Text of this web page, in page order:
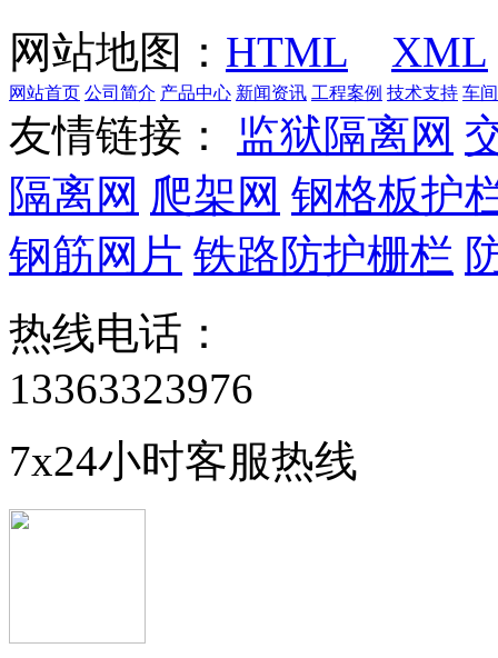
网站地图： HTML XML
网站首页 公司简介 产品中心 新闻资讯 工程案例 技术支持 车
友情链接： 监狱隔离网
隔离网 爬架网 钢格板护
钢筋网片 铁路防护栅栏
热线电话：
13363323976
7x24小时客服热线